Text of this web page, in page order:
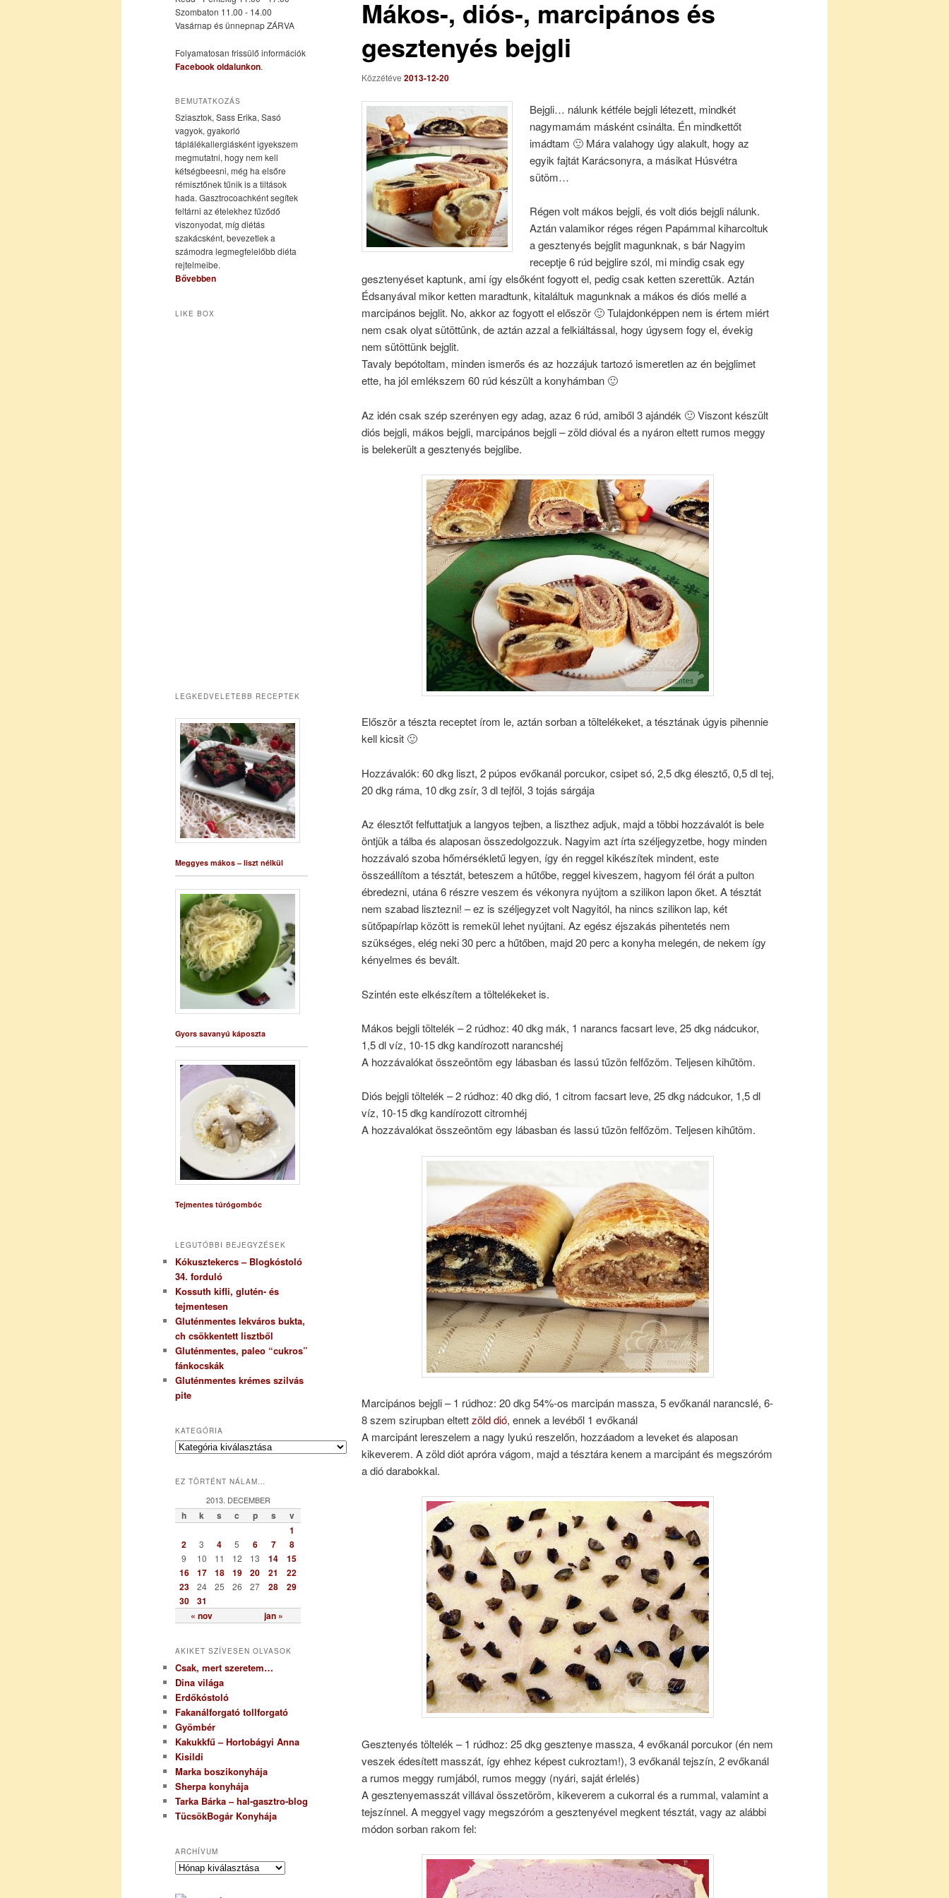
tartalomra
tartalomra
Mákos-, diós-, marcipános és
gesztenyés bejgli
Közzétéve 2013-12-20
Bejgli… nálunk kétféle bejgli létezett, mindkét
nagymamám másként csinálta. Én mindkettőt
imádtam 🙂 Mára valahogy úgy alakult, hogy az
egyik fajtát Karácsonyra, a másikat Húsvétra
sütöm…
Régen volt mákos bejgli, és volt diós bejgli nálunk.
Aztán valamikor réges régen Papámmal kiharcoltuk
a gesztenyés bejglit magunknak, s bár Nagyim
receptje 6 rúd bejglire szól, mi mindig csak egy
gesztenyéset kaptunk, ami így elsőként fogyott el, pedig csak ketten szerettük. Aztán
Édsanyával mikor ketten maradtunk, kitaláltuk magunknak a mákos és diós mellé a
marcipános bejglit. No, akkor az fogyott el először 🙂 Tulajdonképpen nem is értem miért
nem csak olyat sütöttünk, de aztán azzal a felkiáltással, hogy úgysem fogy el, évekig
nem sütöttünk bejglit.
Tavaly bepótoltam, minden ismerős és az hozzájuk tartozó ismeretlen az én bejglimet
ette, ha jól emlékszem 60 rúd készült a konyhámban 🙂
Az idén csak szép szerényen egy adag, azaz 6 rúd, amiből 3 ajándék 🙂 Viszont készült
diós bejgli, mákos bejgli, marcipános bejgli – zöld dióval és a nyáron eltett rumos meggy
is belekerült a gesztenyés bejglibe.
Először a tészta receptet írom le, aztán sorban a töltelékeket, a tésztának úgyis pihennie
kell kicsit 🙂
Hozzávalók: 60 dkg liszt, 2 púpos evőkanál porcukor, csipet só, 2,5 dkg élesztő, 0,5 dl tej,
20 dkg ráma, 10 dkg zsír, 3 dl tejföl, 3 tojás sárgája
Az élesztőt felfuttatjuk a langyos tejben, a liszthez adjuk, majd a többi hozzávalót is bele
öntjük a tálba és alaposan összedolgozzuk. Nagyim azt írta széljegyzetbe, hogy minden
hozzávaló szoba hőmérsékletű legyen, így én reggel kikészítek mindent, este
összeállítom a tésztát, beteszem a hűtőbe, reggel kiveszem, hagyom fél órát a pulton
ébredezni, utána 6 részre veszem és vékonyra nyújtom a szilikon lapon őket. A tésztát
nem szabad lisztezni! – ez is széljegyzet volt Nagyitól, ha nincs szilikon lap, két
sütőpapírlap között is remekül lehet nyújtani. Az egész éjszakás pihentetés nem
szükséges, elég neki 30 perc a hűtőben, majd 20 perc a konyha melegén, de nekem így
kényelmes és bevált.
Szintén este elkészítem a töltelékeket is.
Mákos bejgli töltelék – 2 rúdhoz: 40 dkg mák, 1 narancs facsart leve, 25 dkg nádcukor,
1,5 dl víz, 10-15 dkg kandírozott narancshéj
A hozzávalókat összeöntöm egy lábasban és lassú tűzön felfőzöm. Teljesen kihűtöm.
Diós bejgli töltelék – 2 rúdhoz: 40 dkg dió, 1 citrom facsart leve, 25 dkg nádcukor, 1,5 dl
víz, 10-15 dkg kandírozott citromhéj
A hozzávalókat összeöntöm egy lábasban és lassú tűzön felfőzöm. Teljesen kihűtöm.
Marcipános bejgli – 1 rúdhoz: 20 dkg 54%-os marcipán massza, 5 evőkanál narancslé, 6-
8 szem szirupban eltettzöld dió, ennek a levéből 1 evőkanál
A marcipánt lereszelem a nagy lyukú reszelőn, hozzáadom a leveket és alaposan
kikeverem. A zöld diót apróra vágom, majd a tésztára kenem a marcipánt és megszóróm
a dió darabokkal.
Gesztenyés töltelék – 1 rúdhoz: 25 dkg gesztenye massza, 4 evőkanál porcukor (én nem
veszek édesített masszát, így ehhez képest cukroztam!), 3 evőkanál tejszín, 2 evőkanál
a rumos meggy rumjából, rumos meggy (nyári, saját érlelés)
A gesztenyemasszát villával összetöröm, kikeverem a cukorral és a rummal, valamint a
tejszínnel. A meggyel vagy megszóróm a gesztenyével megkent tésztát, vagy az alábbi
módon sorban rakom fel:
Szombaton 11.00 - 14.00
Vasárnap és ünnepnap ZÁRVA
Folyamatosan frissülő információk
Facebook oldalunkon.
BEMUTATKOZÁS
Sziasztok, Sass Erika, Sasó
vagyok, gyakorló
táplálékallergiásként igyekszem
megmutatni, hogy nem kell
kétségbeesni, még ha elsőre
rémisztőnek tűnik is a tiltások
hada. Gasztrocoachként segítek
feltárni az ételekhez fűződő
viszonyodat, míg diétás
szakácsként, bevezetlek a
számodra legmegfelelőbb diéta
rejtelmeibe.
Bővebben
LIKE BOX
LEGKEDVELETEBB RECEPTEK
Meggyes mákos – liszt nélkül
Gyors savanyú káposzta
Tejmentes túrógombóc
LEGUTÓBBI BEJEGYZÉSEK
Kókusztekercs – Blogkóstoló
34. forduló
Kossuth kifli, glutén- és
tejmentesen
Gluténmentes lekváros bukta,
ch csökkentett lisztből
Gluténmentes, paleo “cukros”
fánkocskák
Gluténmentes krémes szilvás
pite
KATEGÓRIA
K
e
r
EZ TÖRTÉNT NÁLAM…
2013. DECEMBER
h k s c p s v
« nov jan »
1
2
3 4 5 6 7 8
9 10 11 12 13 14
15
16
17 18 19 20 21
22
23
24 25 26 27 28
29
30
31
AKIKET SZÍVESEN OLVASOK
Csak, mert szeretem…
Dina világa
Erdőkóstoló
Fakanálforgató tollforgató
Gyömbér
Kakukkfű – Hortobágyi Anna
Kisildi
Marka boszikonyhája
Sherpa konyhája
Tarka Bárka – hal-gasztro-blog
TücsökBogár Konyhája
ARCHÍVUM
A
c